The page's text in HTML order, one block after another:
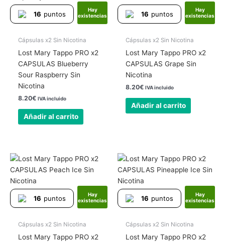
Hay
existencias
16 puntos
Cápsulas x2 Sin Nicotina
Lost Mary Tappo PRO x2
CAPSULAS Blueberry
Sour Raspberry Sin
Nicotina
8.20€ IVA incluido
Añadir al carrito
Hay
existencias
16 puntos
Cápsulas x2 Sin Nicotina
Lost Mary Tappo PRO x2
CAPSULAS Grape Sin
Nicotina
8.20€ IVA incluido
Añadir al carrito
Hay
existencias
16 puntos
Cápsulas x2 Sin Nicotina
Lost Mary Tappo PRO x2
Hay
existencias
16 puntos
Cápsulas x2 Sin Nicotina
Lost Mary Tappo PRO x2